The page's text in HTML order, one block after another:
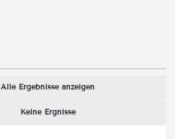
Alle Ergebnisse anzeigen
Keine Ergnisse